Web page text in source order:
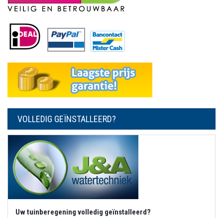
VOLLEDIG GEÏNSTALLEERD?
Uw tuinberegening volledig geïnstalleerd?